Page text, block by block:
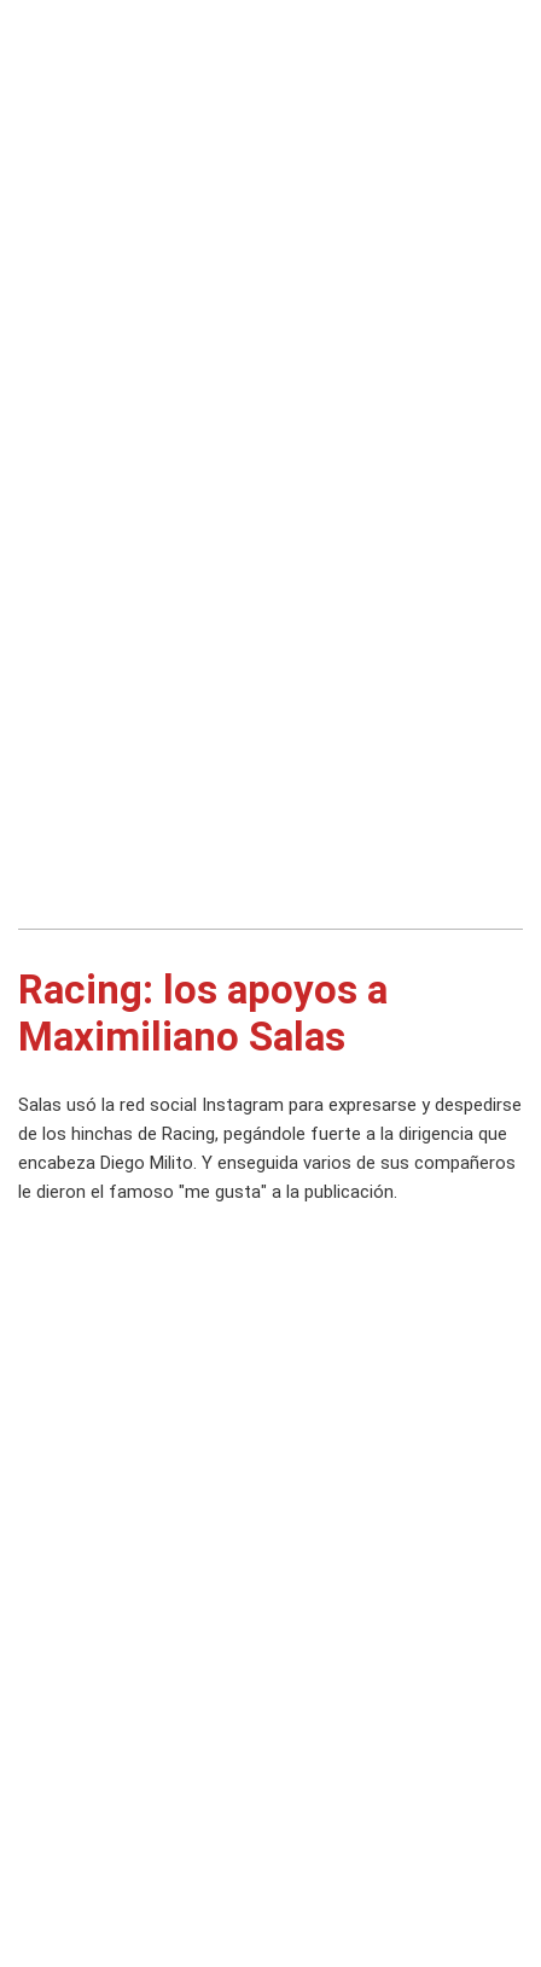
Racing: los apoyos a
Maximiliano Salas
Salas usó la red social Instagram para expresarse y despedirse
de los hinchas de Racing, pegándole fuerte a la dirigencia que
encabeza Diego Milito. Y enseguida varios de sus compañeros
le dieron el famoso "me gusta" a la publicación.